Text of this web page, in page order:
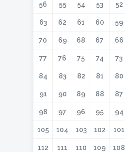
52
53
54
55
56
59
60
61
62
63
66
67
68
69
70
73
74
75
76
77
80
81
82
83
84
87
88
89
90
91
94
95
96
97
98
101
102
103
104
105
108
109
110
111
112